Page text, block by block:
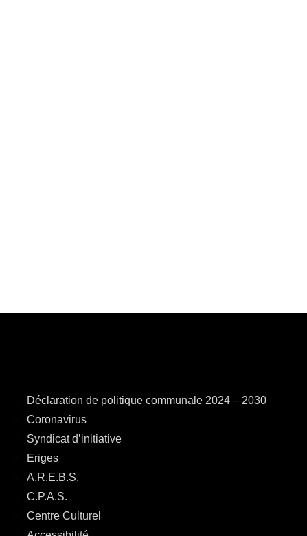
Déclaration de politique communale 2024 – 2030
Coronavirus
Syndicat d’initiative
Eriges
A.R.E.B.S.
C.P.A.S.
Centre Culturel